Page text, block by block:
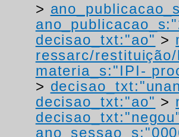
>
decisao_txt:"ao" >
ressarc/
materia_s:"IPI-
>
decisao_txt:"ao" >